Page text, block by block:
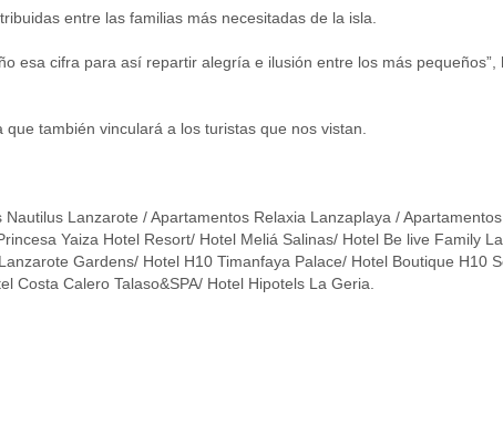
entre las familias más necesitadas de la isla.
esa cifra para así repartir alegría e ilusión entre los más pequeños”,
también vinculará a los turistas que nos vistan.
Lanzarote / Apartamentos Relaxia Lanzaplaya /
Yaiza Hotel Resort/ Hotel Meliá Salinas/ Hotel Be live Family
Gardens/ Hotel H10 Timanfaya Palace/ Hotel Boutique H10
Costa Calero Talaso&SPA/ Hotel Hipotels La Geria.